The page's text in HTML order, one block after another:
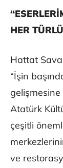
HER
Hattat
“İşin
gelişmesine
Atatürk
çeşitli
ve